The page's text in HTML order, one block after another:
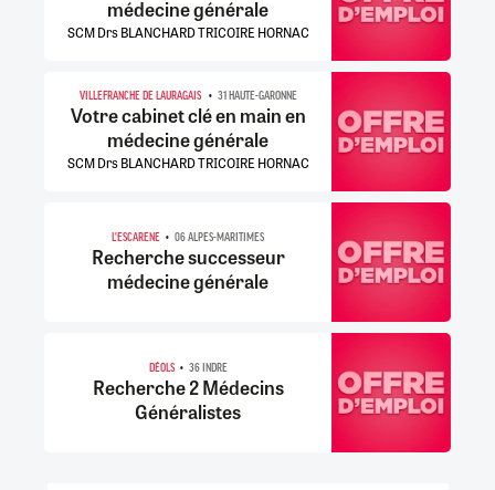
médecine générale
SCM Drs BLANCHARD TRICOIRE HORNAC
VILLEFRANCHE DE LAURAGAIS 31 HAUTE-GARONNE
Votre cabinet clé en main en
médecine générale
SCM Drs BLANCHARD TRICOIRE HORNAC
L'ESCARENE 06 ALPES-MARITIMES
Recherche successeur
médecine générale
DÉOLS 36 INDRE
Recherche 2 Médecins
Généralistes